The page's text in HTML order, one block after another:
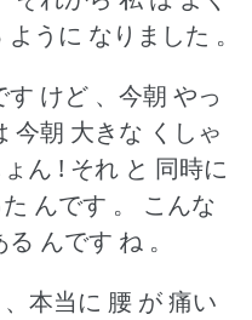
うに なりました 。
けど 、今朝 やっ
今朝 大きな くしゃ
ん ! それ と 同時に
んです 。
こんな
んです ね 。
本当に 腰 が 痛い